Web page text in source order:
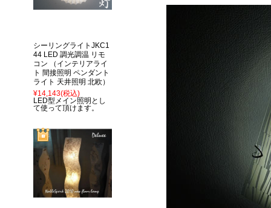
シーリングライトJKC1
44 LED 調光調温 リモ
コン （インテリアライ
ト 間接照明 ペンダント
ライト 天井照明 北欧）
¥14,143(税込)
LED型メイン照明とし
て使って頂けます。